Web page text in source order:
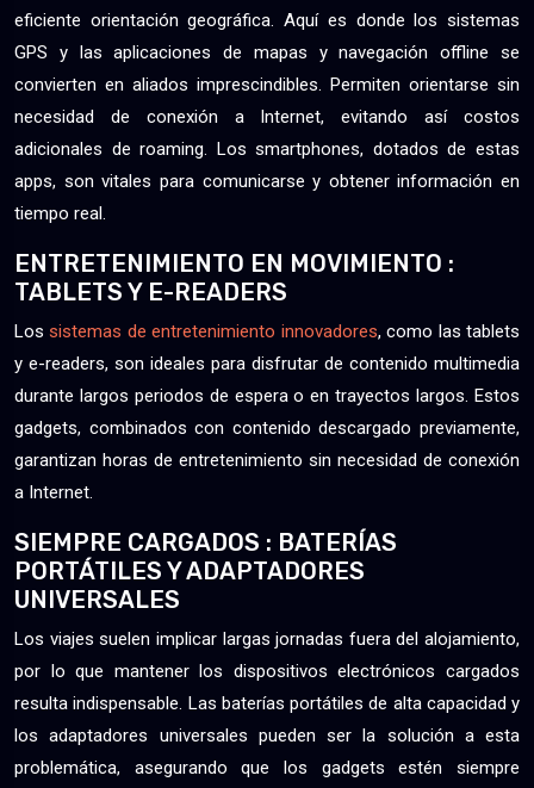
eficiente orientación geográfica. Aquí es donde los sistemas
GPS y las aplicaciones de mapas y navegación offline se
convierten en aliados imprescindibles. Permiten orientarse sin
necesidad de conexión a Internet, evitando así costos
adicionales de roaming. Los smartphones, dotados de estas
apps, son vitales para comunicarse y obtener información en
tiempo real.
ENTRETENIMIENTO EN MOVIMIENTO :
TABLETS Y E-READERS
Lossistemas de entretenimiento innovadores, como las tablets
y e-readers, son ideales para disfrutar de contenido multimedia
durante largos periodos de espera o en trayectos largos. Estos
gadgets, combinados con contenido descargado previamente,
garantizan horas de entretenimiento sin necesidad de conexión
a Internet.
SIEMPRE CARGADOS : BATERÍAS
PORTÁTILES Y ADAPTADORES
UNIVERSALES
Los viajes suelen implicar largas jornadas fuera del alojamiento,
por lo que mantener los dispositivos electrónicos cargados
resulta indispensable. Las baterías portátiles de alta capacidad y
los adaptadores universales pueden ser la solución a esta
problemática, asegurando que los gadgets estén siempre